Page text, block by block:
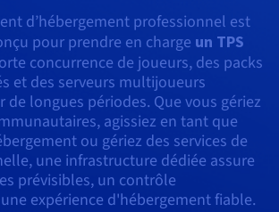
en ligne
d’hébergement professionnel est
pour prendre en charge un TPS
concurrence de joueurs, des packs
et des serveurs multijoueurs
longues périodes. Que vous gériez
agissiez en tant que
ou gériez des services de
une infrastructure dédiée assure
prévisibles, un contrôle
expérience d'hébergement fiable.